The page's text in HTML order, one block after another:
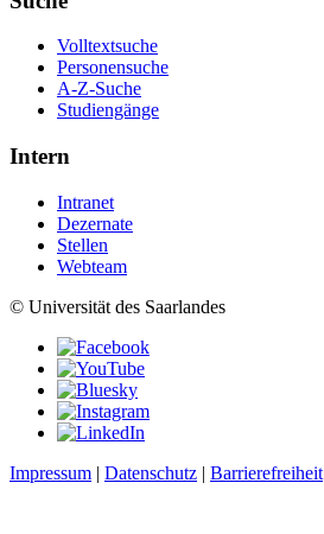
Volltextsuche
Personensuche
A-Z-Suche
Studiengänge
Intern
Intranet
Dezernate
Stellen
Webteam
© Universität des Saarlandes
Impressum | Datenschutz | Barrierefreiheit